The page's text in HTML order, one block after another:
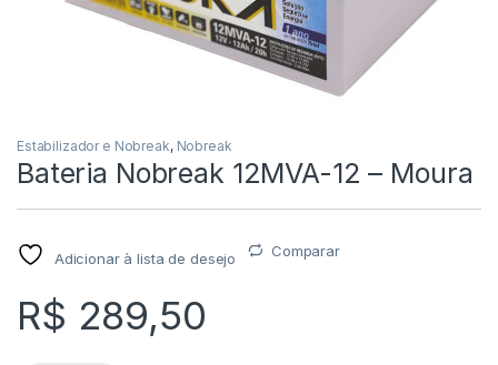
Estabilizador e Nobreak, Nobreak
Bateria Nobreak 12MVA-12 – Moura
Adicionar à lista de desejo Comparar
R$ 289,50